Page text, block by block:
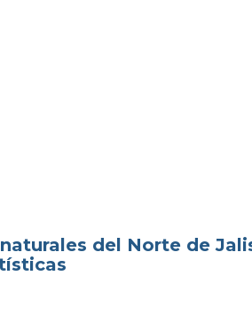
del Norte de